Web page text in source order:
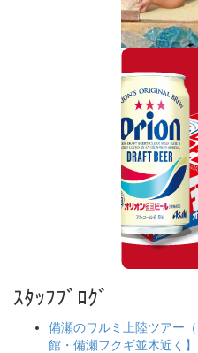
ｽﾀｯﾌﾌﾞﾛｸﾞ
備瀬のワルミ上陸ツアー
館・備瀬フクギ並木近く】